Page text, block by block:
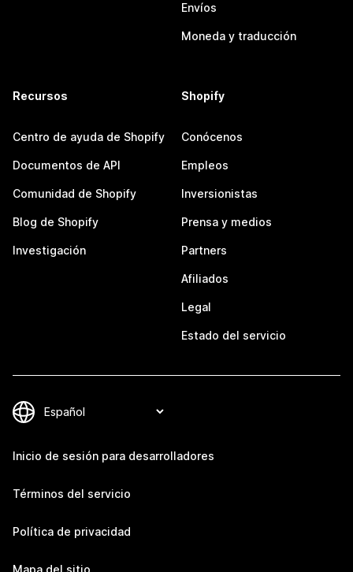
Envíos
Moneda y traducción
Recursos
Centro de ayuda de Shopify
Documentos de API
Comunidad de Shopify
Blog de Shopify
Investigación
Shopify
Conócenos
Empleos
Inversionistas
Prensa y medios
Partners
Afiliados
Legal
Estado del servicio
Inicio de sesión para desarrolladores
Términos del servicio
Política de privacidad
Mapa del sitio